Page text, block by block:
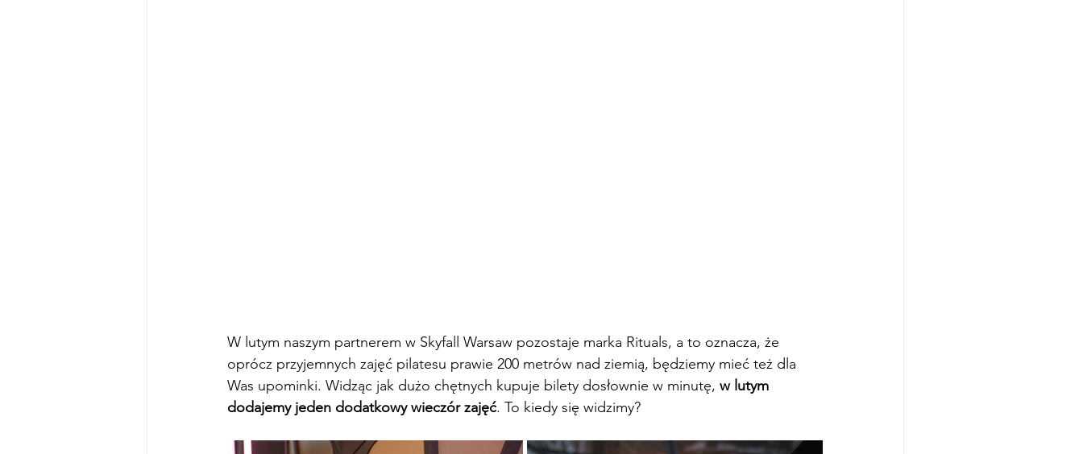
W lutym naszym partnerem w Skyfall Warsaw pozostaje marka Rituals, a to oznacza, że
oprócz przyjemnych zajęć pilatesu prawie 200 metrów nad ziemią, będziemy mieć też dla
Was upominki. Widząc jak dużo chętnych kupuje bilety dosłownie w minutę, w lutym
dodajemy jeden dodatkowy wieczór zajęć. To kiedy się widzimy?